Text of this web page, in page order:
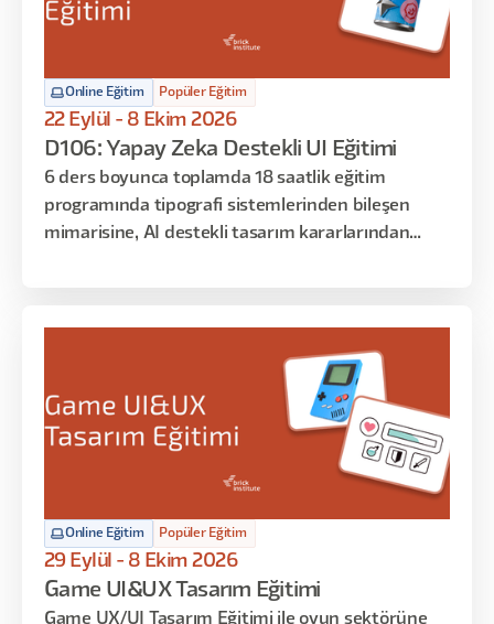
Online Eğitim Popüler Eğitim
22 Eylül - 8 Ekim 2026
D106: Yapay Zeka Destekli UI Eğitimi
6 ders boyunca toplamda 18 saatlik eğitim
programında tipografi sistemlerinden bileşen
mimarisine, AI destekli tasarım kararlarından
matematiksel temelle savunmayı ve AI araçlarını
iş akışınıza entegre etmeyi de öğreneceksiniz.
Online Eğitim Popüler Eğitim
29 Eylül - 8 Ekim 2026
Game UI&UX Tasarım Eğitimi
Game UX/UI Tasarım Eğitimi ile oyun sektörüne